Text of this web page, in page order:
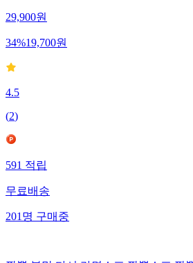
29,900원
34%19,700원
4.5
(2)
591적립
무료배송
201명구매중